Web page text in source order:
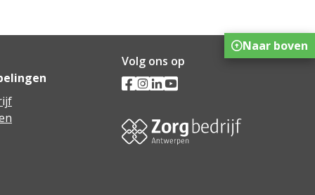
Volg ons op
Naar boven